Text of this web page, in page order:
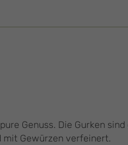
Genuss. Die Gurken
mit Gewürzen verfeinert.